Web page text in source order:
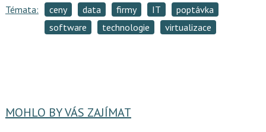
Témata: ceny data firmy IT
poptávka
software
technologie virtualizace
MOHLO BY VÁS ZAJÍMAT